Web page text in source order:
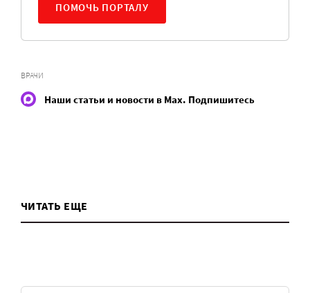
ПОМОЧЬ ПОРТАЛУ
ВРАЧИ
Наши статьи и новости в Max. Подпишитесь
ЧИТАТЬ ЕЩЕ